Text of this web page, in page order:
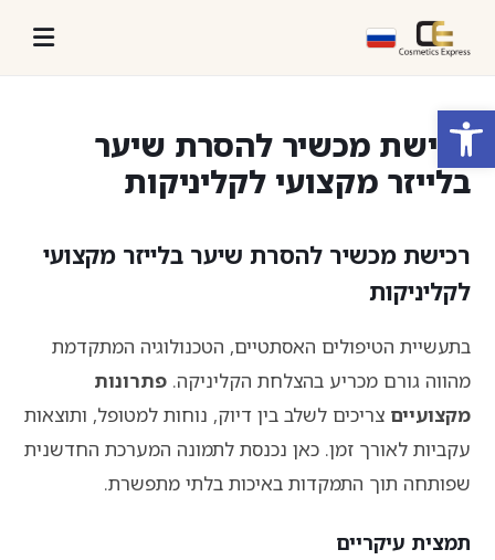
פתח סרגל נגישות
רכישת מכשיר להסרת שיער
בלייזר מקצועי לקליניקות
רכישת מכשיר להסרת שיער בלייזר מקצועי
לקליניקות
בתעשיית הטיפולים האסתטיים, הטכנולוגיה המתקדמת
מהווה גורם מכריע בהצלחת הקליניקה. פתרונות
מקצועיים צריכים לשלב בין דיוק, נוחות למטופל, ותוצאות
עקביות לאורך זמן. כאן נכנסת לתמונה המערכת החדשנית
שפותחה תוך התמקדות באיכות בלתי מתפשרת.
תמצית עיקריים